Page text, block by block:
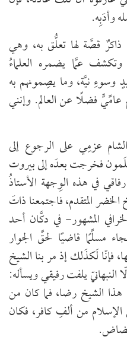
وأدَبِه.
ذاكرٌ قصَّة لها تعلُّق به، وهي
عمَّا يضمره العلماءُ
وسوءِ نيَّة، وما يصِمونهم به
فضلًا عن العالم. وإنني
عزمِي على الرجوع إلى
فخرجت بعدَه إلى بيروت
في هذه الوِجهة الأستاذُ
المتقدم، فاجتمعنا ذاتَ
المشهور- في دكَّان أحد
مسلِّمًا قاضيًا لحقِّ الجوار
فإنّا لَكذَلك إذ مر بنا الشيخ
النبهانيّ يلفت رفيقي ويسأله:
الشيخ رضا، فما كان من
الإسلام من ألفِ كافر، فكان